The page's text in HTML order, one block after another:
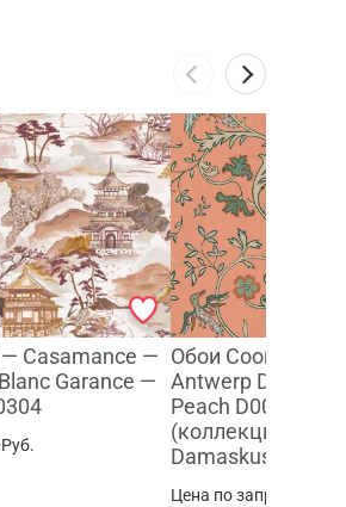
Casamance —
Garance —
Руб.
Обои Coordonne
Antwerp Damask
Peach D00146
(коллекция
Damaskus)
Цена по запросу